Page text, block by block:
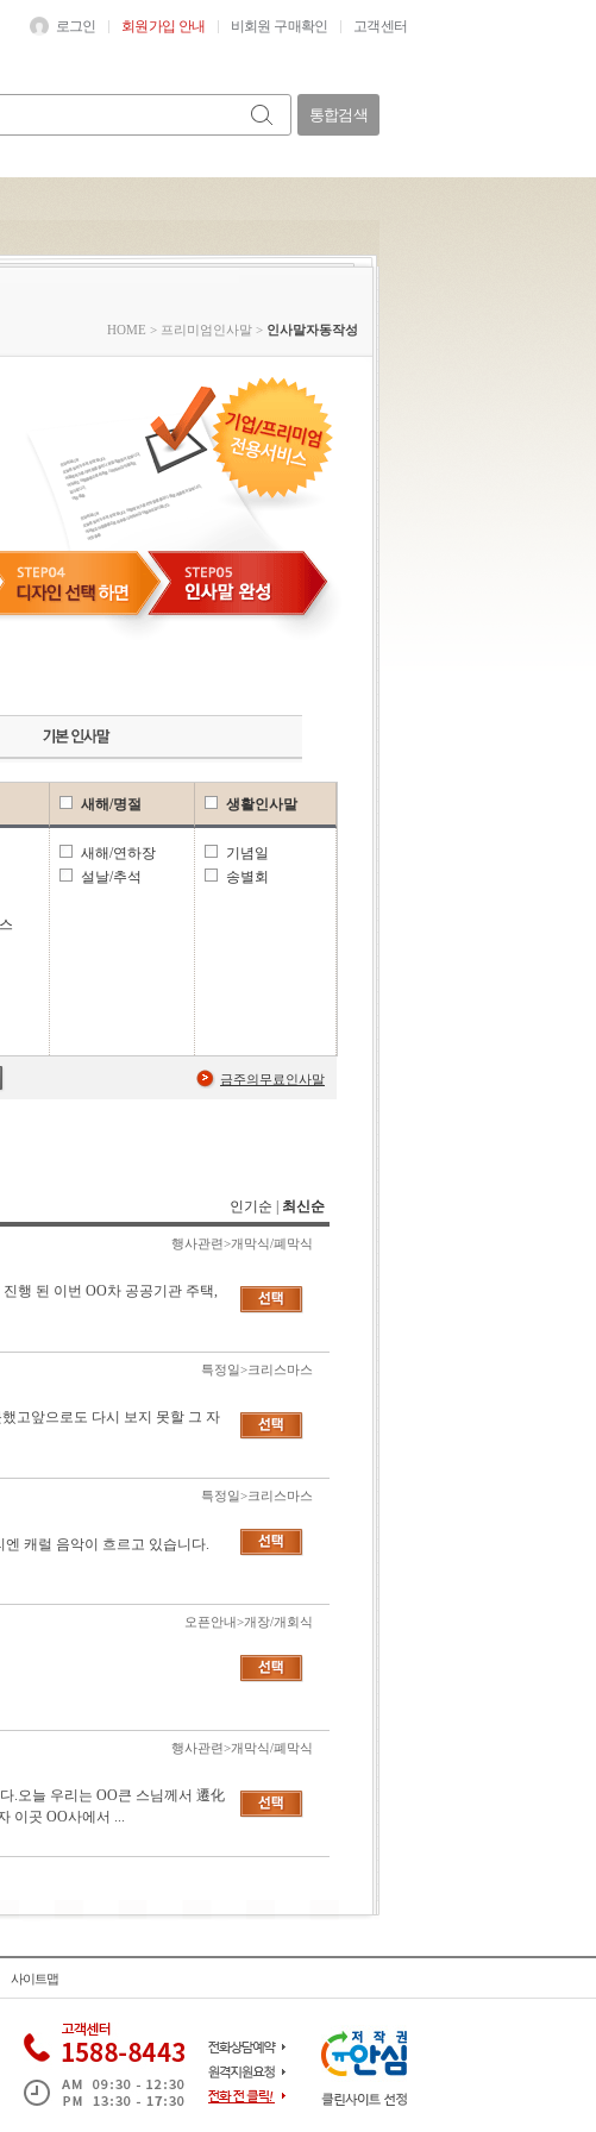
로그인 회원가입 안내 비회원 구매확인 고객센터
통합검색
HOME > 프리미엄인사말 > 인사말자동작성
새해/명절
새해/연하장
설날/추석
생활인사말
기념일
송별회
금주의무료인사말
인기순 최신순
행사관련>개막식/폐막식
행 된 이번 OO차 공공기관 주택,
특정일>크리스마스
고앞으로도 다시 보지 못할 그 자
특정일>크리스마스
캐럴 음악이 흐르고 있습니다.
오픈안내>개장/개회식
행사관련>개막식/폐막식
.오늘 우리는 OO큰 스님께서 遷化
이곳 OO사에서 ...
사이트맵